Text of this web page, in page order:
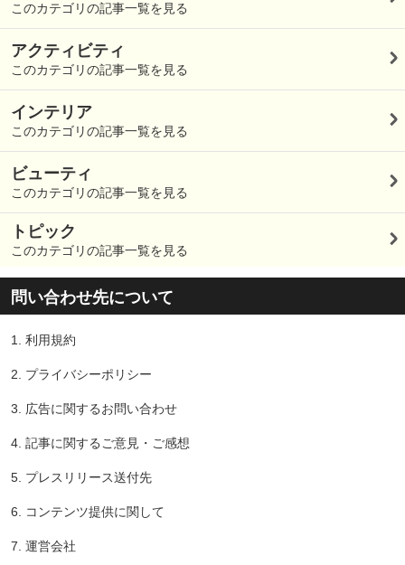
このカテゴリの記事一覧を見る
アクティビティ
このカテゴリの記事一覧を見る
インテリア
このカテゴリの記事一覧を見る
ビューティ
このカテゴリの記事一覧を見る
トピック
このカテゴリの記事一覧を見る
問い合わせ先について
1. 利用規約
2. プライバシーポリシー
3. 広告に関するお問い合わせ
4. 記事に関するご意見・ご感想
5. プレスリリース送付先
6. コンテンツ提供に関して
7. 運営会社